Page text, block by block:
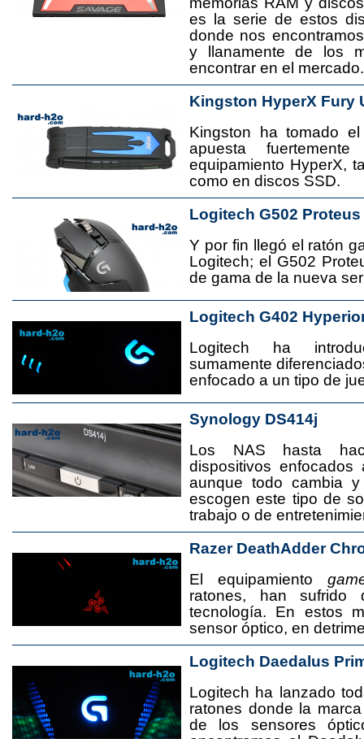
es la serie de estos
donde nos
y llanamente de los
encontrar en el mercado.
Kingston HyperX Fury
Kingston ha tomado
apuesta
equipamiento HyperX,
como en discos SSD.
Logitech G502 Proteus
Y por fin llegó el ratón
Logitech; el G502
de gama de la nueva
Logitech G402
Logitech ha
sumamente
enfocado a un tipo de
Synology DS414j
Los NAS hasta
dispositivos
aunque todo cambia
escogen este tipo de
trabajo o de
Razer DeathAdder
El equipamiento
ratones, han sufrido
tecnología. En estos
sensor óptico, en
Logitech Daedalus
Logitech ha lanzado
ratones donde la
de los sensores